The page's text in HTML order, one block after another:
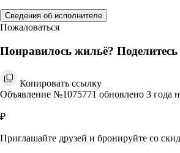
Сведения об исполнителе
Пожаловаться
Понравилось жильё? Поделитесь
Копировать ссылку
Объявление №1075771 обновлено 3 года
₽
Приглашайте друзей и бронируйте со